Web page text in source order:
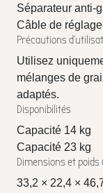
Séparateur anti-
Câble de
Précautions
Utilisez
mélanges de
adaptés.
Disponibilités
Capacité 14 kg
Capacité 23 kg
Dimensions et poids
33,2 × 22,4 ×